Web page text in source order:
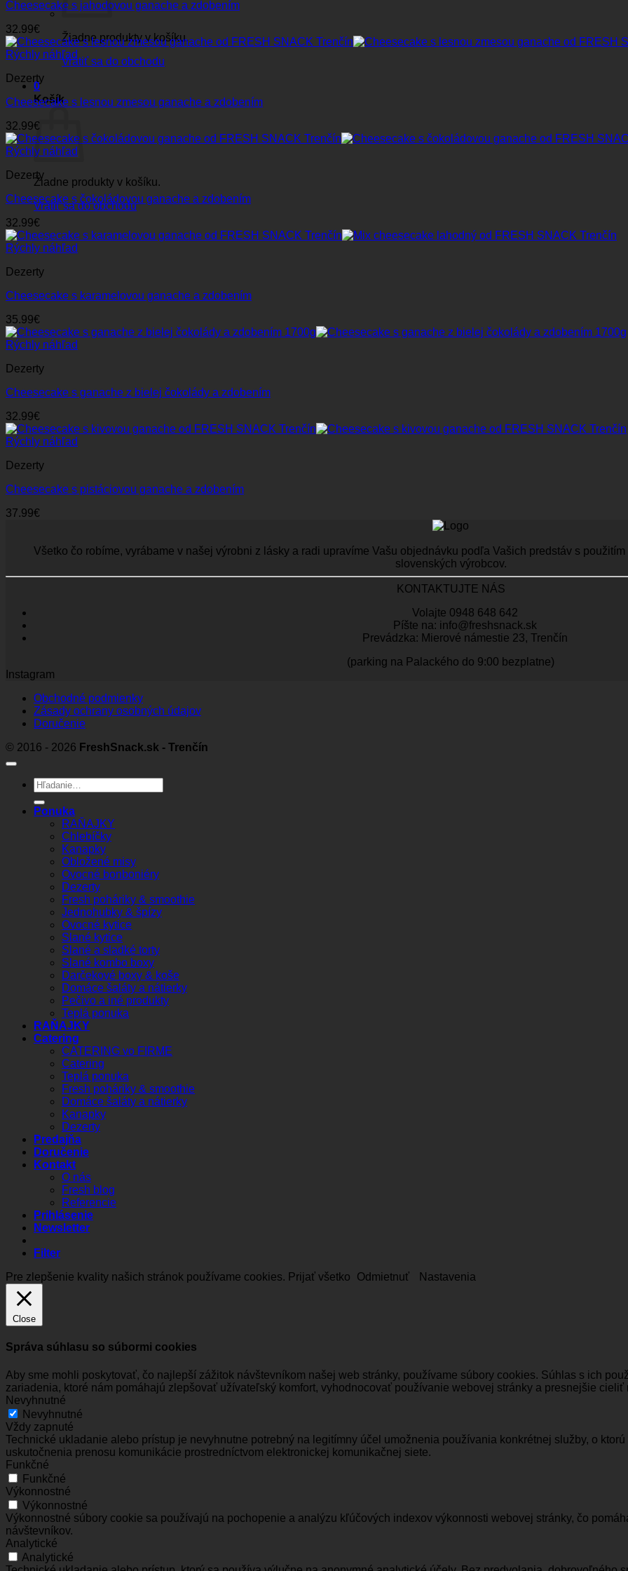
Žiadne produkty v košíku.
Vrátiť sa do obchodu
0
Košík
Žiadne produkty v košíku.
Vrátiť sa do obchodu
Cheesecake s jahodovou ganache a zdobením
32.99€
Rýchly náhľad
Dezerty
Cheesecake s lesnou zmesou ganache a zdobením
32.99€
Rýchly náhľad
Dezerty
Cheesecake s čokoládovou ganache a zdobením
32.99€
Rýchly náhľad
Dezerty
Cheesecake s karamelovou ganache a zdobením
35.99€
Rýchly náhľad
Dezerty
Cheesecake s ganache z bielej čokolády a zdobením
32.99€
Rýchly náhľad
Dezerty
Cheesecake s pistáciovou ganache a zdobením
37.99€
Všetko čo robíme, vyrábame v našej výrobni z lásky a radi upravíme Vašu objednávku podľa Vašich predstáv s
slovenských výrobcov.
KONTAKTUJTE NÁS
Volajte 0948 648 642
Píšte na: info@freshsnack.sk
Prevádzka: Mierové námestie 23, Trenčín
(parking na Palackého do 9:00 bezplatne)
Instagram
Obchodné podmienky
Zásady ochrany osobných údajov
Doručenie
© 2016 - 2026 FreshSnack.sk - Trenčín
Hľadať:
Ponuka
RAŇAJKY
Chlebíčky
Kanapky
Obložené misy
Ovocné bonboniéry
Dezerty
Fresh poháriky & smoothie
Jednohubky & špízy
Ovocné kytice
Slané kytice
Slané a sladké torty
Slané kombo boxy
Darčekové boxy & koše
Domáce šaláty a nátierky
Pečivo a iné produkty
Teplá ponuka
RAŇAJKY
Catering
CATERING vo FIRME
Catering
Teplá ponuka
Fresh poháriky & smoothie
Domáce šaláty a nátierky
Kanapky
Dezerty
Predajňa
Doručenie
Kontakt
O nás
Fresh blog
Referencie
Prihlásenie
Newsletter
Filter
Pre zlepšenie kvality našich stránok používame cookies. Prijať všetko Odmietnuť Nastavenia
Close
Správa súhlasu so súbormi cookies
Aby sme mohli poskytovať, čo najlepší zážitok návštevníkom našej web stránky, používame súbory cookies. Súhlas s ich
zariadenia, ktoré nám pomáhajú zlepšovať užívateľský komfort, vyhodnocovať používanie webovej stránky a presnejšie
Nevyhnutné
Nevyhnutné
Vždy zapnuté
Technické ukladanie alebo prístup je nevyhnutne potrebný na legitímny účel umožnenia používania konkrétnej služby, o
uskutočnenia prenosu komunikácie prostredníctvom elektronickej komunikačnej siete.
Funkčné
Funkčné
Výkonnostné
Výkonnostné
Výkonnostné súbory cookie sa používajú na pochopenie a analýzu kľúčových indexov výkonnosti webovej stránky, čo
návštevníkov.
Analytické
Analytické